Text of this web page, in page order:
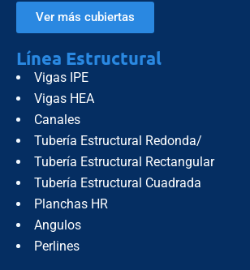
Ver más cubiertas
Línea Estructural
Vigas IPE
Vigas HEA
Canales
Tubería Estructural Redonda/
Tubería Estructural Rectangular
Tubería Estructural Cuadrada
Planchas HR
Angulos
Perlines